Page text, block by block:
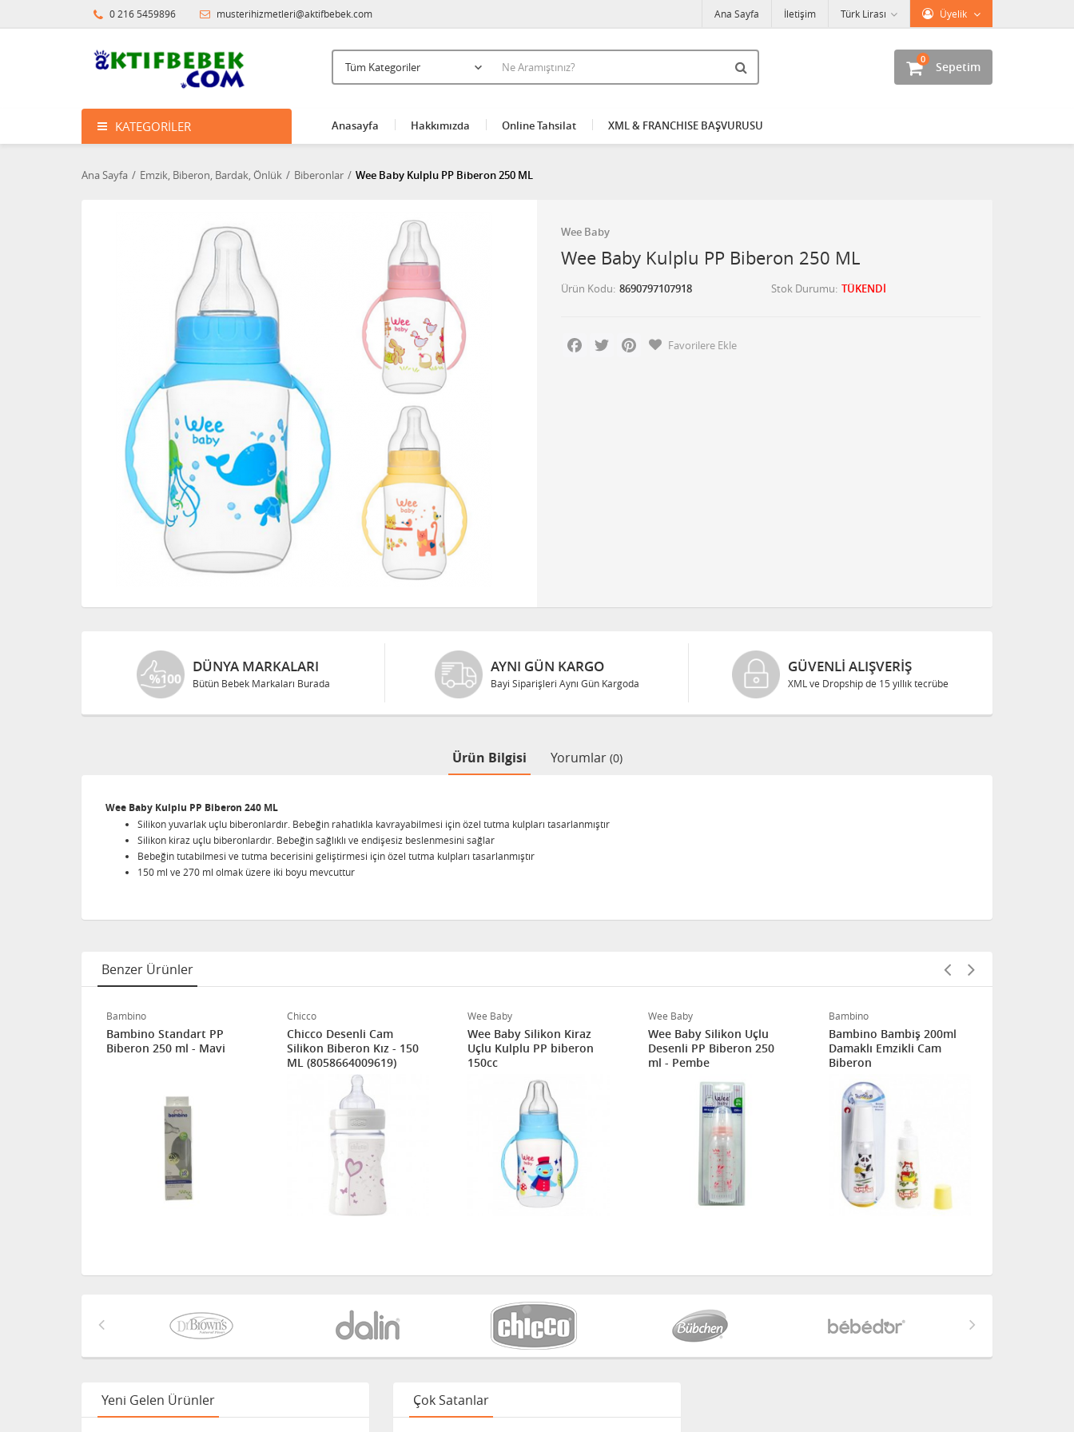
0 216 5459896 musterihizmetleri@aktifbebek.com Üyelik
Türk Lirası
Ana Sayfa İletişim
Sepetim
0
KATEGORILER Anasayfa Hakkımızda Online Tahsilat XML & FRANCHISE BAŞVURUSU
Ana Sayfa Emzik, Biberon, Bardak, Önlük Biberonlar Wee Baby Kulplu PP Biberon 250 ML
Wee Baby
Wee Baby Kulplu PP Biberon 250 ML
Ürün Kodu 8690797107918 Stok Durumu TÜKENDİ
Facebook
Twitter PinterestFavorilere Ekle
DÜNYA MARKALARI
Bütün Bebek Markaları Burada
AYNI GÜN KARGO
Bayi Siparişleri Aynı Gün Kargoda
GÜVENLI ALIŞVERIŞ
XML ve Dropship de 15 yıllık tecrübe
Ürün Bilgisi Yorumlar (0)
Wee Baby Kulplu PP Biberon 240 ML
Silikon yuvarlak uçlu biberonlardır. Bebeğin rahatlıkla kavrayabilmesi için özel tutma kulpları tasarlanmıştır
Silikon kiraz uçlu biberonlardır. Bebeğin sağlıklı ve endişesiz beslenmesini sağlar
Bebeğin tutabilmesi ve tutma becerisini geliştirmesi için özel tutma kulpları tasarlanmıştır
150 ml ve 270 ml olmak üzere iki boyu mevcuttur
Benzer Ürünler
Bambino
Bambino Standart PP
Biberon 250 ml - Mavi
Chicco
Chicco Desenli Cam
Silikon Biberon Kız - 150
ML (8058664009619)
Wee Baby
Wee Baby Silikon Kiraz
Uçlu Kulplu PP biberon
150cc
Wee Baby
Wee Baby Silikon Uçlu
Desenli PP Biberon 250
ml - Pembe
Bambino
Bambino Bambiş 200ml
Damaklı Emzikli Cam
Biberon
Yeni Gelen Ürünler Çok Satanlar